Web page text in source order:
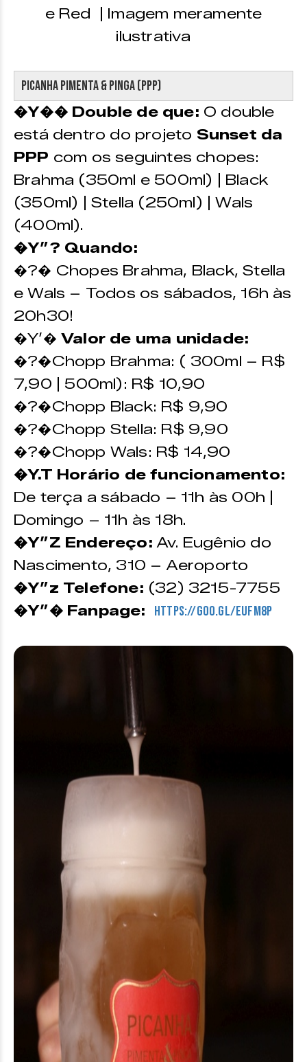
e Red | Imagem meramente
ilustrativa
Picanha Pimenta & Pinga (PPP)
�Y�� Double de que: O double
está dentro do projeto Sunset da
PPP com os seguintes chopes:
Brahma (350ml e 500ml) | Black
(350ml) | Stella (250ml) | Wals
(400ml).
�Y”? Quando:
�?� Chopes Brahma, Black, Stella
e Wals – Todos os sábados, 16h às
20h30!
�Y’� Valor de uma unidade:
�?�Chopp Brahma: ( 300ml – R$
7,90 | 500ml): R$ 10,90
�?�Chopp Black: R$ 9,90
�?�Chopp Stella: R$ 9,90
�?�Chopp Wals: R$ 14,90
�Y.T Horário de funcionamento:
De terça a sábado – 11h às 00h |
Domingo – 11h às 18h.
�Y”Z Endereço:Av. Eugênio do
Nascimento, 310 – Aeroporto
�Y”z Telefone: (32) 3215-7755
�Y”� Fanpage: https://goo.gl/eUfm8p